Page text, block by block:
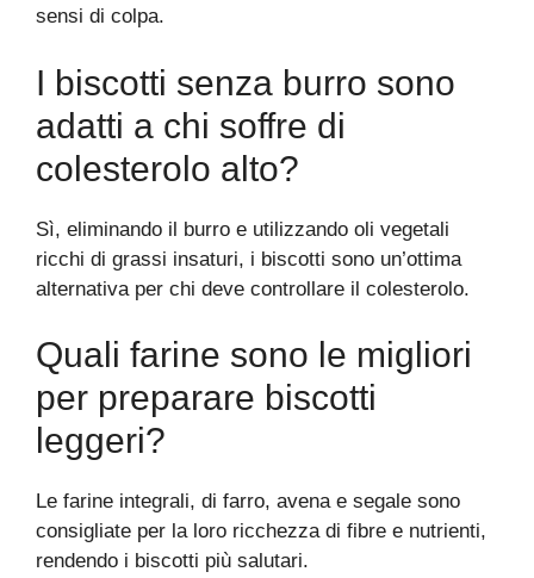
sensi di colpa.
I biscotti senza burro sono
adatti a chi soffre di
colesterolo alto?
Sì, eliminando il burro e utilizzando oli vegetali
ricchi di grassi insaturi, i biscotti sono un’ottima
alternativa per chi deve controllare il colesterolo.
Quali farine sono le migliori
per preparare biscotti
leggeri?
Le farine integrali, di farro, avena e segale sono
consigliate per la loro ricchezza di fibre e nutrienti,
rendendo i biscotti più salutari.